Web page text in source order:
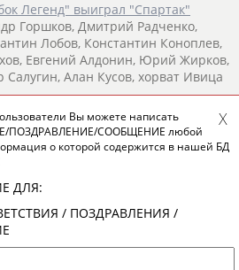
Легенд" выиграл "Спартак"
Горшков, Дмитрий Радченко,
Лобов, Константин Коноплев,
Евгений Алдонин, Юрий Жирков,
Салугин, Алан Кусов, хорват Ивица
СТАДИОН
пятый международный
Кремля - Гордость России!"
и Ульяна Максимкина,
Ченцова, Тимур Юсупов и Валерия
президента – Станислава
прошли 25 "Кубков мира",...
СТАДИОН)
Вы можете написать
ПОЗДРАВЛЕНИЕ/СООБЩЕНИЕ любой
о которой содержится в нашей БД
ДЛЯ:
/ ПОЗДРАВЛЕНИЯ /